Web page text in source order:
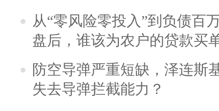
从“零风险零投入”到负债百
盘后，谁该为农户的贷款买
防空导弹严重短缺，泽连斯
失去导弹拦截能力？